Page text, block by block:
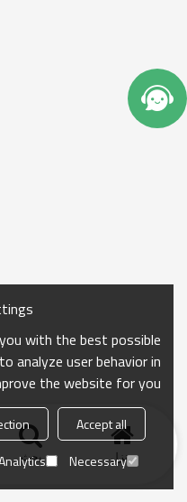
منزل بحث
with the best possible
analyze user behavior in
the website for you.
Accept all
Necessary